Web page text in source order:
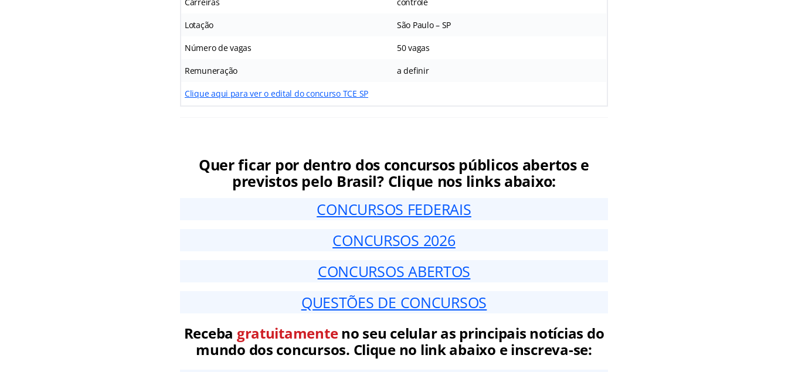
Lotação São Paulo – SP
Número de vagas 50 vagas
Remuneração a definir
Clique aqui para ver o edital do concurso TCE SP
Quer ficar por dentro dos concursos públicos abertos e
previstos pelo Brasil? Clique nos links abaixo:
CONCURSOS FEDERAIS
CONCURSOS 2026
CONCURSOS ABERTOS
QUESTÕES DE CONCURSOS
Receba gratuitamenteno seu celular as principais notícias do
mundo dos concursos. Clique no link abaixo e inscreva-se: